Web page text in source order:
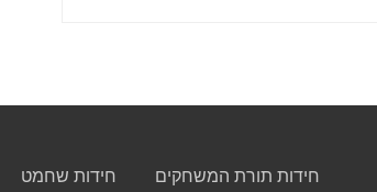
חידות תורת המשחקים חידות שחמט